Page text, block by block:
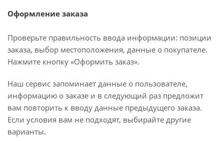
Оформление заказа
Проверьте правильность ввода информации: позиции
заказа, выбор местоположения, данные о покупателе.
Нажмите кнопку «Оформить заказ».
Наш сервис запоминает данные о пользователе,
информацию о заказе и в следующий раз предложит
вам повторить к вводу данные предыдущего заказа.
Если условия вам не подходят, выбирайте другие
варианты.